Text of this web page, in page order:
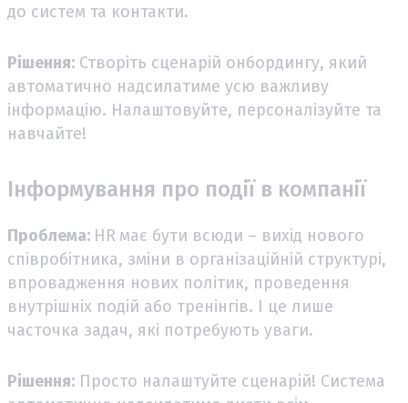
до систем та контакти.
Рішення: Створіть сценарій онбордингу, який
автоматично надсилатиме усю важливу
інформацію. Налаштовуйте, персоналізуйте та
навчайте!
Інформування про події в компанії
Проблема: HR має бути всюди – вихід нового
співробітника, зміни в організаційній структурі,
впровадження нових політик, проведення
внутрішніх подій або тренінгів. І це лише
часточка задач, які потребують уваги.
Рішення: Просто налаштуйте сценарій! Система